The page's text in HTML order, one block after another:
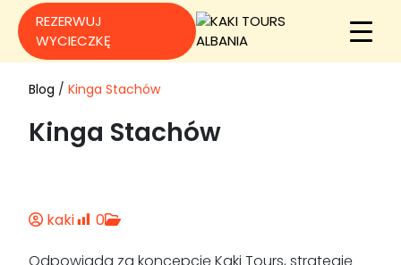
REZERWUJ
WYCIECZKĘ
Blog / Kinga Stachów
Kinga Stachów
kaki
0